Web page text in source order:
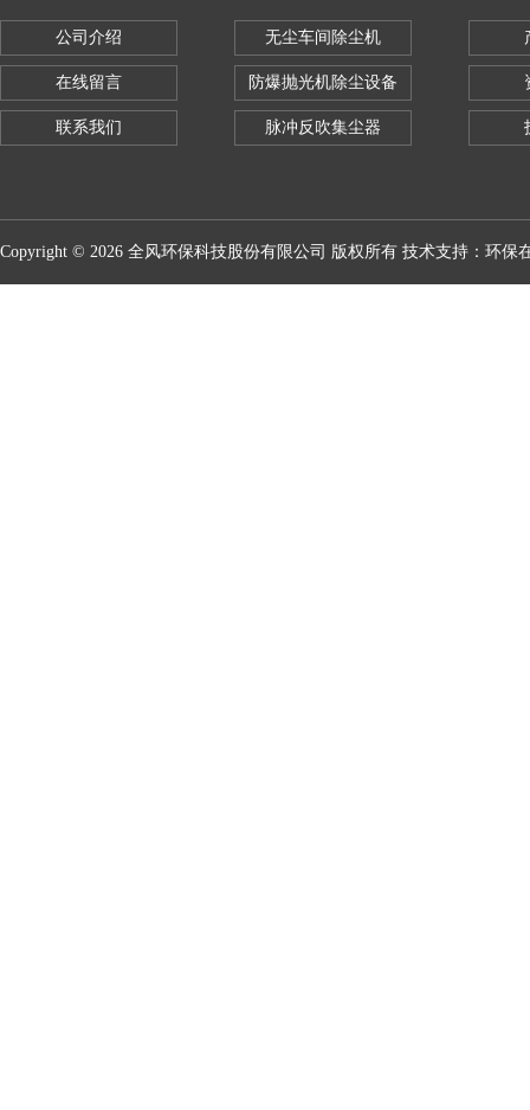
公司介绍
在线留言
联系我们
无尘车间除尘机
防爆抛光机除尘设备
脉冲反吹集尘器
Copyright © 2026 全风环保科技股份有限公司 版权所有 技术支持： 环保